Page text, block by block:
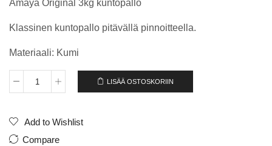
Amaya Original 3kg kuntopallo
Klassinen kuntopallo pitävällä pinnoitteella.
Materiaali: Kumi
Amaya
kuntopallo
LISÄÄ OSTOSKORIIN
Add to Wishlist
Compare